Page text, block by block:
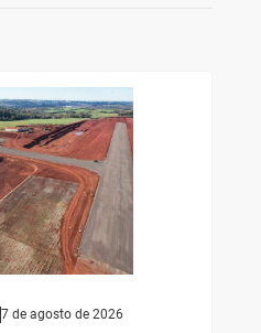
7 de agosto de 2026